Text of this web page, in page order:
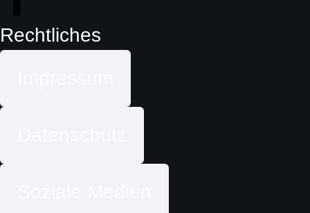
Rechtliches